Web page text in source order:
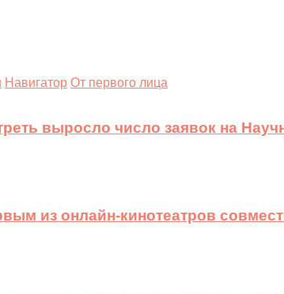
Навигатор От первого лица
выросло число заявок на
из онлайн-кинотеатров